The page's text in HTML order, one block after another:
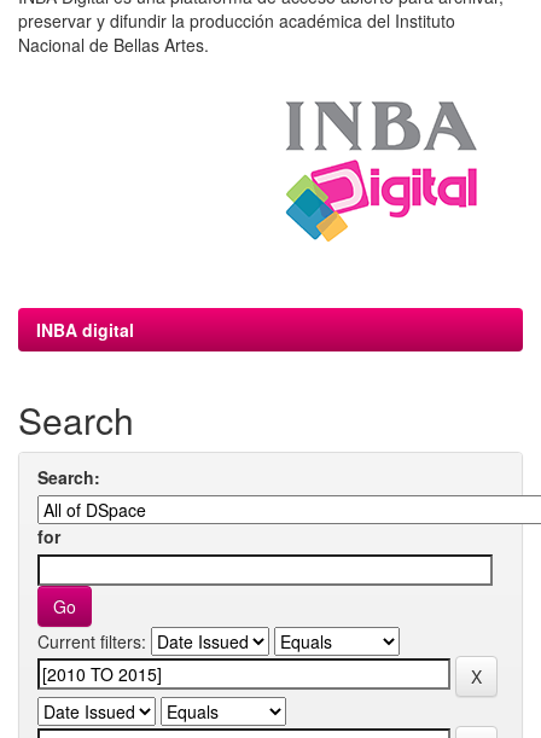
preservar y difundir la producción académica del Instituto
Nacional de Bellas Artes.
INBA digital
Search
Search:
for
Current filters: